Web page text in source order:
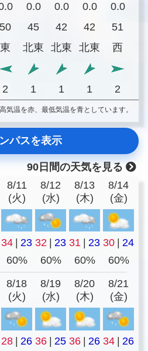
0.0 0.0 0.0 0.0
50
45 42 42 51
東
北東 北東 北東 西
2 1 1 1 2
温を赤、最低気温を青としています。
パスを表示
90日間の天気を見る
8/11
(火)
8/12
(水)
8/13
(木)
8/14
(金)
34 23 32 23 31 23 30
24
60% 60% 60% 60%
8/18
(火)
8/19
(水)
8/20
(木)
8/21
(金)
28 26 36 25 36 26 34
26